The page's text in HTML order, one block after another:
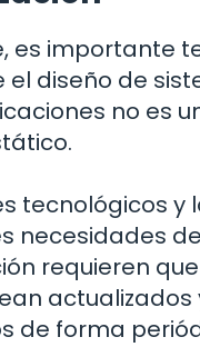
es importante
el diseño de
no es
tecnológicos y
necesidades de
requieren
actualizados
de forma